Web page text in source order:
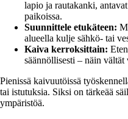
lapio ja rautakanki,
paikoissa.
Suunnittele etukäteen:
alueella kulje sähkö- tai
Kaiva kerroksittain:
säännöllisesti – näin
Pienissä kaivuutöissä
tai istutuksia. Siksi on tärkeää
ympäristöä.